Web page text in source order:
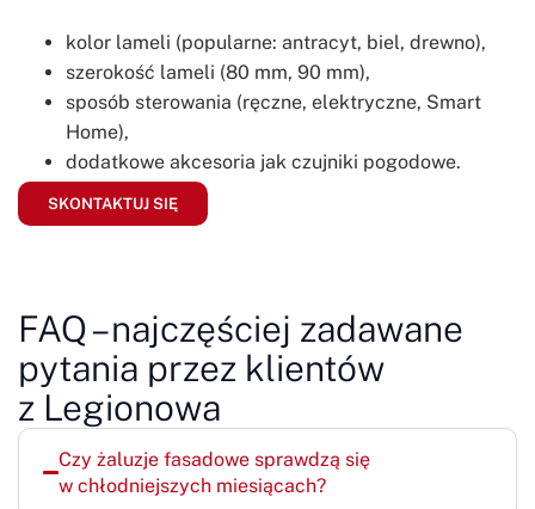
kolor lameli (popularne: antracyt, biel, drewno),
szerokość lameli (80 mm, 90 mm),
sposób sterowania (ręczne, elektryczne, Smart
Home),
dodatkowe akcesoria jak czujniki pogodowe.
SKONTAKTUJ SIĘ
FAQ – najczęściej zadawane
pytania przez klientów
z Legionowa
Czy żaluzje fasadowe sprawdzą się
w chłodniejszych miesiącach?